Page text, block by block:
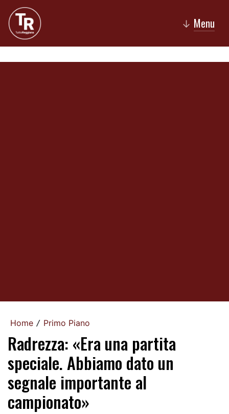
↓ Menu
Home / Primo Piano
Radrezza: «Era una partita
speciale. Abbiamo dato un
segnale importante al
campionato»